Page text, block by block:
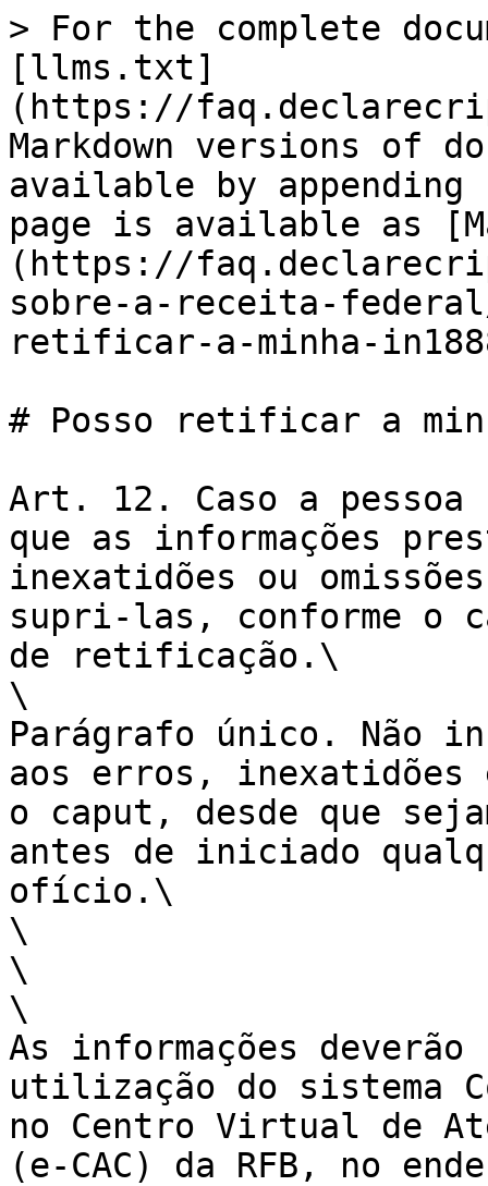
> For the complete
[llms.txt]
(https://
Markdown versions of
available by
page is available as
(https://
sobre-a-receita-
retificar-a-minha-
# Posso retificar a
Art. 12. Caso a
que as informações
inexatidões ou
supri-las, conforme o
de retificação.\
\
Parágrafo único. Não
aos erros, inexatidões
o caput, desde que
antes de iniciado
ofício.\
\
\
\
As informações
utilização do sistema
no Centro Virtual de
(e-CAC) da RFB, no